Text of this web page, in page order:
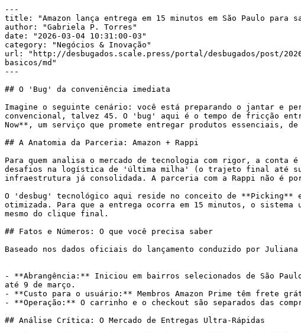
---
title: "Amazon lança entrega em 15 minutos em São Paulo para
author: "Gabriela P. Torres"
date: "2026-03-04 10:31:00-03"
category: "Negócios & Inovação"
url: "http://desbugados.scale.press/portal/desbugados/post/
basicos/md"
---
## O 'Bug' da conveniência imediata
Imagine o seguinte cenário: você está preparando o jantar e
convencional, talvez 45. O 'bug' aqui é o tempo de fricção
Now**, um serviço que promete entregar produtos essenciais,
## A Anatomia da Parceria: Amazon + Rappi
Para quem analisa o mercado de tecnologia com rigor, a conta
desafios na logística de 'última milha' (o trajeto final até
infraestrutura já consolidada. A parceria com a Rappi não é
O 'desbug' tecnológico aqui reside no conceito de
otimizada. Para que a entrega ocorra em 15 minutos, o
mesmo do clique final.
## Fatos e Números: O que você precisa saber
Baseado nos dados oficiais do lançamento conduzido por
- **Abrangência:** Iniciou em bairros selecionados de São
até 9 de março.
- **Custo para o usuário:** Membros Amazon Prime têm frete
- **Operação:** O carrinho e o checkout são separados das
## Análise Crítica: O Mercado de Entregas Ultra-Rápidas